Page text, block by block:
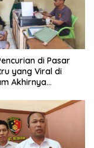
di Pasar
yang Viral di
Akhirnya